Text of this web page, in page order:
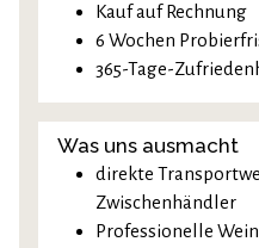
Kauf auf Rechnung
6 Wochen
365-Tage-
Was uns ausmacht
direkte
Zwischenhändler
Professionelle